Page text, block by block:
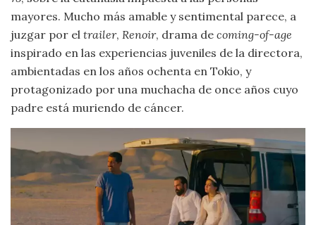
mayores. Mucho más amable y sentimental parece, a
juzgar por el trailer, Renoir, drama de coming-of-age
inspirado en las experiencias juveniles de la directora,
ambientadas en los años ochenta en Tokio, y
protagonizado por una muchacha de once años cuyo
padre está muriendo de cáncer.